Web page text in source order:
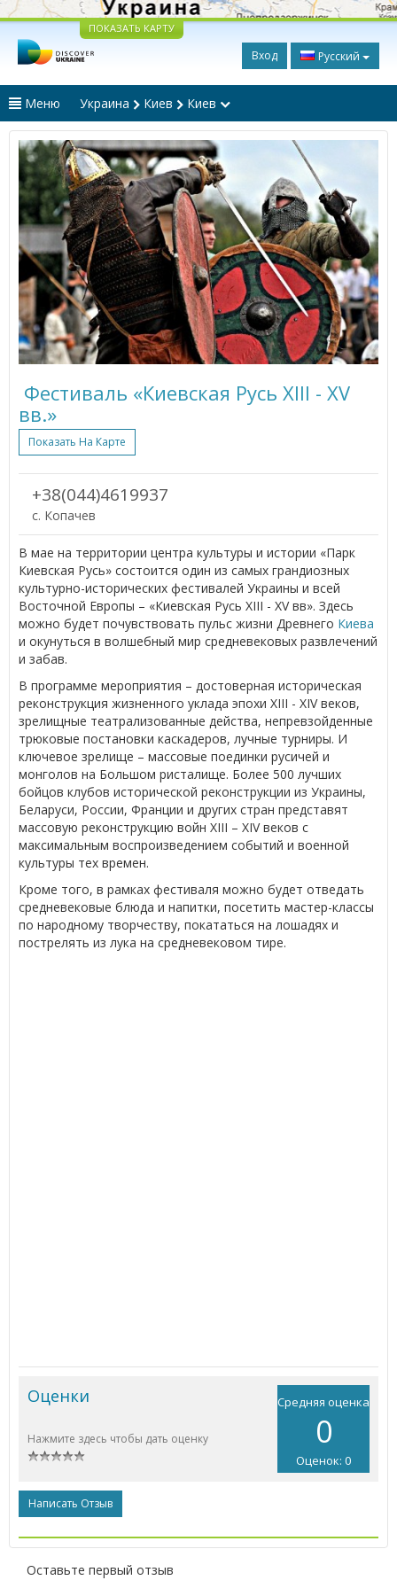
ПОКАЗАТЬ КАРТУ
Вход Русский
Меню Украина Киев Киев
Фестиваль «Киевская Русь XIII - XV
вв.»
Показать На Карте
+38(044)4619937
с. Копачев
В мае на территории центра культуры и истории «Парк
Киевская Русь» состоится один из самых грандиозных
культурно-исторических фестивалей Украины и всей
Восточной Европы – «Киевская Русь XIII - XV вв». Здесь
можно будет почувствовать пульс жизни Древнего Киева
и окунуться в волшебный мир средневековых развлечений
и забав.
В программе мероприятия – достоверная историческая
реконструкция жизненного уклада эпохи XIII - XIV веков,
зрелищные театрализованные действа, непревзойденные
трюковые постановки каскадеров, лучные турниры. И
ключевое зрелище – массовые поединки русичей и
монголов на Большом ристалище. Более 500 лучших
бойцов клубов исторической реконструкции из Украины,
Беларуси, России, Франции и других стран представят
массовую реконструкцию войн XIII – XIV веков с
максимальным воспроизведением событий и военной
культуры тех времен.
Кроме того, в рамках фестиваля можно будет отведать
средневековые блюда и напитки, посетить мастер-классы
по народному творчеству, покататься на лошадях и
пострелять из лука на средневековом тире.
Средняя оценка
0
Оценок: 0
Оценки
Нажмите здесь чтобы дать оценку
Написать Отзыв
Оставьте первый отзыв